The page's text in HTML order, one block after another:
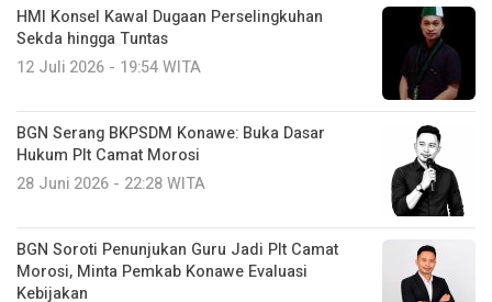
HMI Konsel Kawal Dugaan Perselingkuhan
Sekda hingga Tuntas
12 Juli 2026 - 19:54 WITA
BGN Serang BKPSDM Konawe: Buka Dasar
Hukum Plt Camat Morosi
28 Juni 2026 - 22:28 WITA
BGN Soroti Penunjukan Guru Jadi Plt Camat
Morosi, Minta Pemkab Konawe Evaluasi
Kebijakan